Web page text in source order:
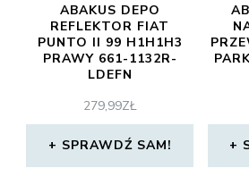
ABAKUS DEPO
REFLEKTOR FIAT
PUNTO II 99 H1H1H3
PRAWY 661-1132R-
LDEFN
279,99ZŁ
SPRAWDŹ SAM!